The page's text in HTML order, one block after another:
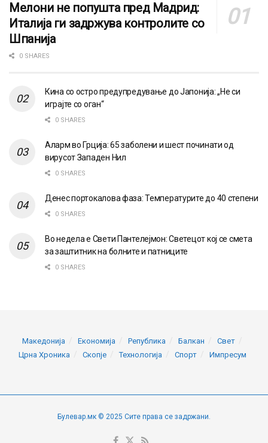
Мелони не попушта пред Мадрид:
Италија ги задржува контролите со
Шпанија
0 SHARES
Кина со остро предупредување до Јапонија: „Не си
играјте со оган“
0 SHARES
Аларм во Грција: 65 заболени и шест починати од
вирусот Западен Нил
0 SHARES
Денес портокалова фаза: Температурите до 40 степени
0 SHARES
Во недела е Свети Пантелејмон: Светецот кој се смета
за заштитник на болните и патниците
0 SHARES
Македонија Економија Република Балкан
Свет
Црна Хроника
Скопје Технологија Спорт Импресум
Булевар.мк © 2025 Сите права се задржани.